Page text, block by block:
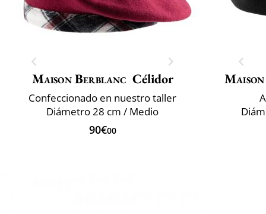
Maison Berblanc Célidor
Confeccionado en nuestro taller
Diámetro 28 cm / Medio
90€00